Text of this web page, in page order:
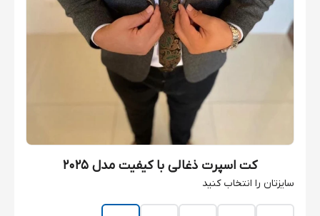
کت اسپرت ذغالی با کیفیت مدل 2025
سایزتان را انتخاب کنید